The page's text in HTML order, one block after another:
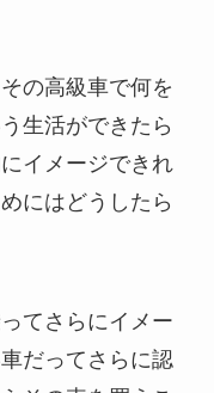
の高級車で何を
生活ができたら
イメージできれ
にはどうしたら
てさらにイメー
だってさらに認